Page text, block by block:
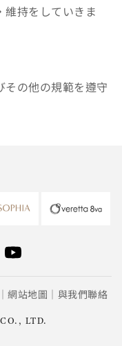
維持をしていきま
その他の規範を遵守
網站地圖 與我們聯絡
LTD.